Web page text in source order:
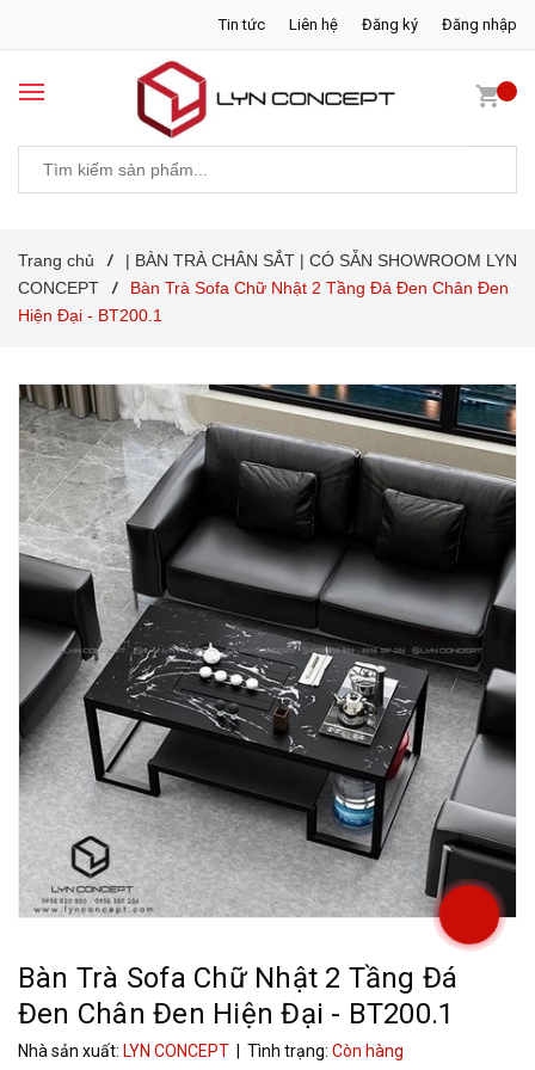
Tin tức Liên hệ Đăng ký Đăng nhập
Trang chủ /
| BÀN TRÀ CHÂN SẮT | CÓ SẴN SHOWROOM LYN
CONCEPT
/
Bàn Trà Sofa Chữ Nhật 2 Tầng Đá Đen Chân Đen
Hiện Đại - BT200.1